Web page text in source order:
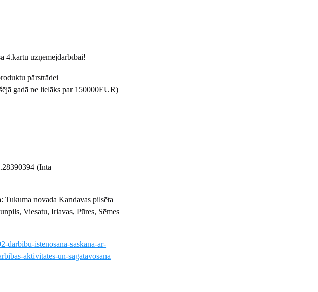
4.kārtu uzņēmējdarbībai!
pārstrādei
gadā ne lielāks par 150000EUR)
(Inta
Tukuma novada Kandavas pilsēta
Viesatu, Irlavas, Pūres, Sēmes
darbibu-istenosana-saskana-ar-
aktivitates-un-sagatavosana